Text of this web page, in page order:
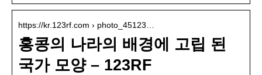
https://kr.123rf.com › photo_45123…
홍콩의 나라의 배경에 고립 된
국가 모양 – 123RF